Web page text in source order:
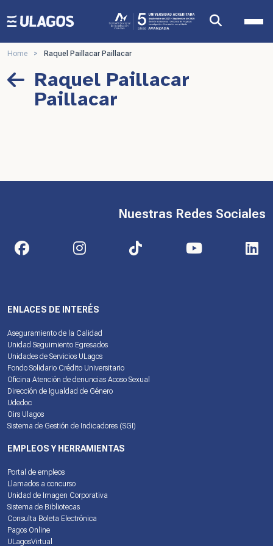
Ulagos Template
Home > Raquel Paillacar Paillacar
Raquel Paillacar
Paillacar
ENLACES DE INTERÉS
Aseguramiento de la Calidad
Unidad Seguimiento Egresados
Unidades de Servicios ULagos
Fondo Solidario Crédito Universitario
Oficina Atención de denuncias Acoso Sexual
Dirección de Igualdad de Género
Udedoc
Oirs Ulagos
Sistema de Gestión de Indicadores (SGI)
EMPLEOS Y HERRAMIENTAS
Portal de empleos
Llamados a concurso
Unidad de Imagen Corporativa
Sistema de Bibliotecas
Consulta Boleta Electrónica
Pagos Online
ULagosVirtual
Nuestras Redes Sociales